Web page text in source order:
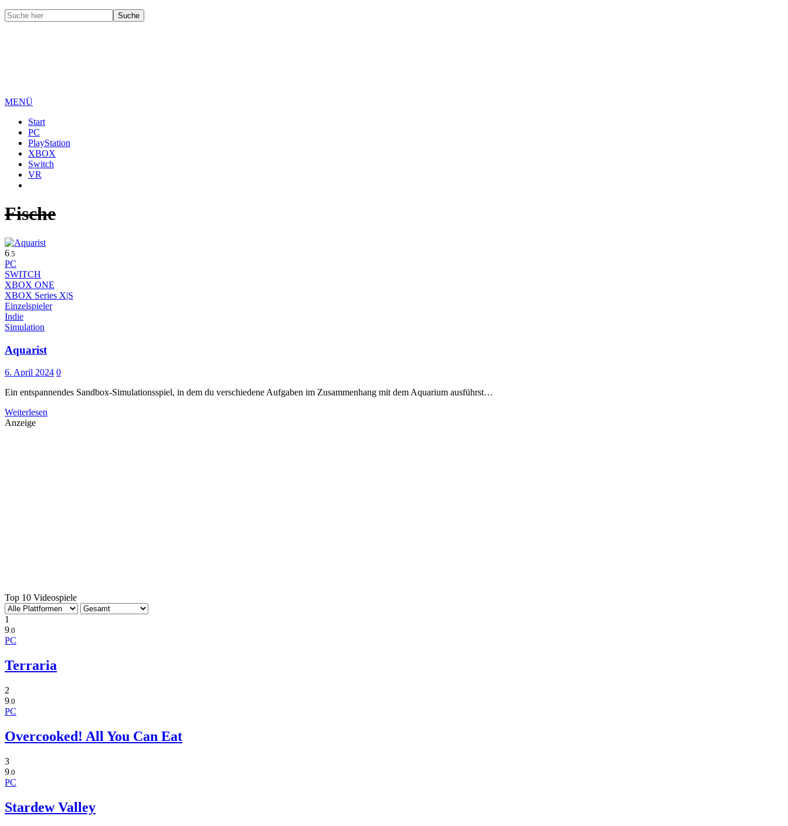
MENÜ
Start
PC
PlayStation
XBOX
Switch
VR
Fische
6 .5
PC
SWITCH
XBOX ONE
XBOX Series X|S
Einzelspieler
Indie
Simulation
Aquarist
6. April 2024 0
Ein entspannendes Sandbox-Simulationsspiel, in dem du verschiedene Aufgaben im Zusammenhang mit dem Aquarium ausführst…
Weiterlesen
Anzeige
Top 10 Videospiele
1
9.0
PC
Terraria
2
9.0
PC
Overcooked! All You Can Eat
3
9 .0
PC
Stardew Valley